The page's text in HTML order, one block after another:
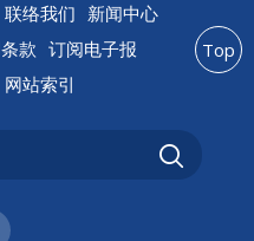
联络我们 新闻中心
款 订阅电子报
网站索引
Top